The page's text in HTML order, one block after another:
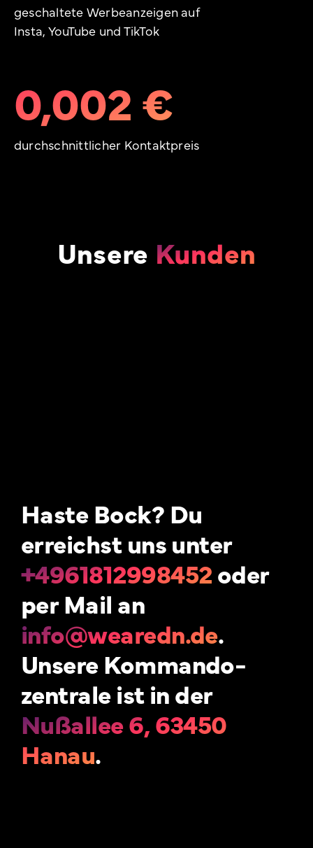
geschaltete Werbeanzeigen auf
Insta, YouTube und TikTok
0,002 €
durchschnittlicher Kontaktpreis
Unsere Kunden
Haste Bock? Du
erreichst uns unter
+4961812998452oder
per Mail an
info@wearedn.de.
Unsere Kommando-
zentrale ist in der
Nußallee 6, 63450
Hanau.